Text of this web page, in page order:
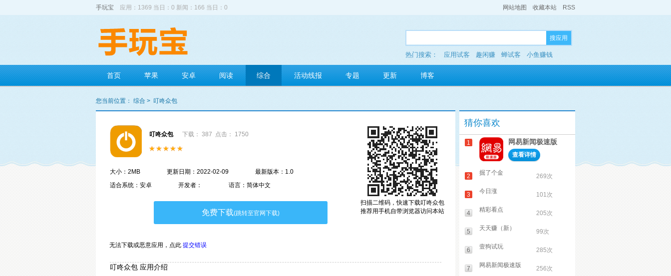
手玩宝 应用：1369 当日：0 新闻：166 当日：0 网站地图 收藏本站 RSS
搜应用
热门搜索： 应用试客 趣闲赚 蝉试客 小鱼赚钱
多玩红包
首页 苹果 安卓 阅读 综合 活动线报 专题 更新 博客
您当前位置： 综合 > 叮咚众包
扫描二维码，快速下载叮咚众包
推荐用手机自带浏览器访问本站
叮咚众包 下载： 387 点击： 1750
大小：2MB 更新日期：2022-02-09
最新版本：1.0
适合系统：安卓
开发者： 语言：简体中文
免费下载(跳转至官网下载)
无法下载或恶意应用， 点此 提交错误
叮咚众包 应用介绍
猜你喜欢
1 网易新闻极速版
查看详情
2 掘了个金 269次
3 今日涨 101次
4 精彩看点 205次
5 天天赚（新） 99次
6 壹狗试玩 285次
7 网易新闻极速版 256次